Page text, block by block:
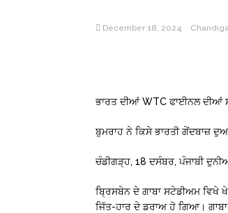
December 18, 2024
ਭਾਰਤ ਦੀਆਂ WTC ਫਾਈਨਲ ਦੀਆਂ
ਬੁਮਰਾਹ ਨੇ ਕਿਸੇ ਭਾਰਤੀ ਗੇਂਦਬਾਜ਼
ਚੰਡੀਗੜ੍ਹ, 18 ਦਸੰਬਰ, ਪੰਜਾਬੀ
ਬ੍ਰਿਸਬੇਨ ਦੇ ਗਾਬਾ ਸਟੇਡੀਅਮ ਵਿਖੇ
ਜਿੱਤ-ਹਾਰ ਦੇ ਡਰਾਅ ਹੋ ਗਿਆ।